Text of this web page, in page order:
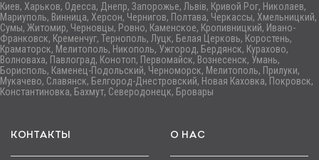
Киев, Харьков, Одесса, Днепр, Запорожье, Львів, Кривой Рог, Николаев,
Мариуполь, Винница, Херсон, Чернигов, Полтава, Черкассы, Хмельницкий,
Сумы, Житомир, Черновцы, Ровно, Каменское, Кропивницкий, Ивано-
Франковск, Кременчуг, Тернополь, Луцк, Белая Церковь, Коростень,
Краматорск, Мелитополь, Никополь, Ужгород, Бердянск, Курахово,
Волноваха, Павлоград, Конотоп, Первомайск, Вознесенск, Умань,
Борисполь, Каменец-Подольский, Черноморск, Мелитополь, Прилуки,
Мукачево, Славянск, Белгород-Днестровский, Новая Каховка, Покровск,
Константиновка, Бахмут, Северодонецк, Бровары
КОНТАКТЫ О НАС